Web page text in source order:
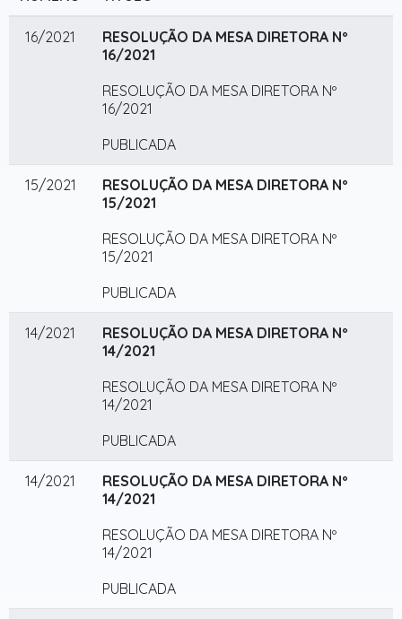
16/2021
RESOLUÇÃO DA MESA DIRETORA Nº
16/2021
RESOLUÇÃO DA MESA DIRETORA Nº
16/2021
PUBLICADA
15/2021
RESOLUÇÃO DA MESA DIRETORA Nº
15/2021
RESOLUÇÃO DA MESA DIRETORA Nº
15/2021
PUBLICADA
14/2021
RESOLUÇÃO DA MESA DIRETORA Nº
14/2021
RESOLUÇÃO DA MESA DIRETORA Nº
14/2021
PUBLICADA
14/2021
RESOLUÇÃO DA MESA DIRETORA Nº
14/2021
RESOLUÇÃO DA MESA DIRETORA Nº
14/2021
PUBLICADA